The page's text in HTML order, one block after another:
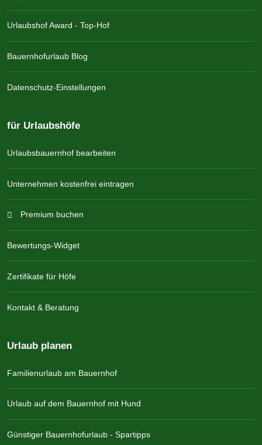
Urlaubshof Award - Top-Hof
Bauernhofurlaub Blog
Datenschutz-Einstellungen
für Urlaubshöfe
Urlaubsbauernhof bearbeiten
Unternehmen kostenfrei eintragen
Premium buchen
Bewertungs-Widget
Zertifikate für Höfe
Kontakt & Beratung
Urlaub planen
Familienurlaub am Bauernhof
Urlaub auf dem Bauernhof mit Hund
Günstiger Bauernhofurlaub - Spartipps